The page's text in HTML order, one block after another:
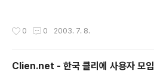
0 0 2003. 7. 8.
Clien.net - 한국 클리에 사용자 모임